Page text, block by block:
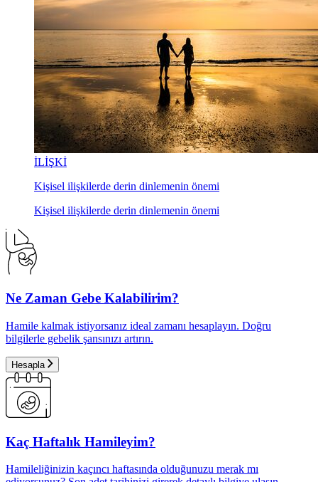
İLİŞKİ
Kişisel ilişkilerde derin dinlemenin önemi
Kişisel ilişkilerde derin dinlemenin önemi
Ne Zaman Gebe Kalabilirim?
Hamile kalmak istiyorsanız ideal zamanı hesaplayın. Doğru
bilgilerle gebelik şansınızı artırın.
Hesapla
Kaç Haftalık Hamileyim?
Hamileliğinizin kaçıncı haftasında olduğunuzu merak mı